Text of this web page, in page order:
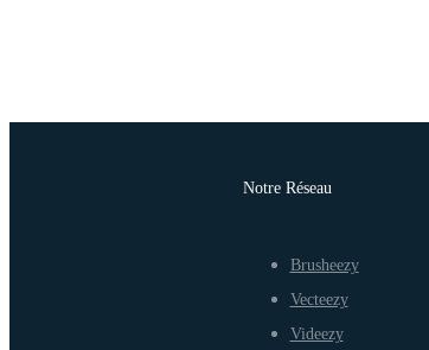
Notre Réseau
Brusheezy
Vecteezy
Videezy